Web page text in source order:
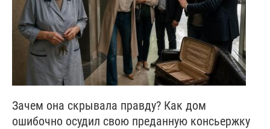
Зачем она скрывала правду? Как дом
ошибочно осудил свою преданную консьержку